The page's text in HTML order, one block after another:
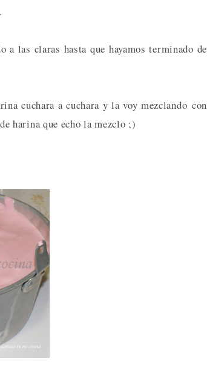
las claras hasta que hayamos terminado de
cuchara a cuchara y la voy mezclando con
harina que echo la mezclo ;)